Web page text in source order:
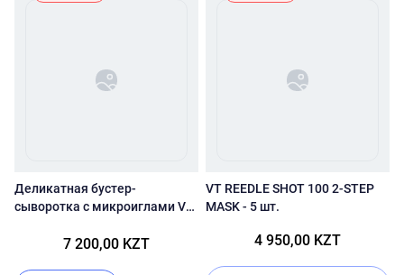
Деликатная бустер-
сыворотка с микроиглами VT
7 200,00 KZT
VT REEDLE SHOT 100 2-STEP
MASK - 5 шт.
4 950,00 KZT